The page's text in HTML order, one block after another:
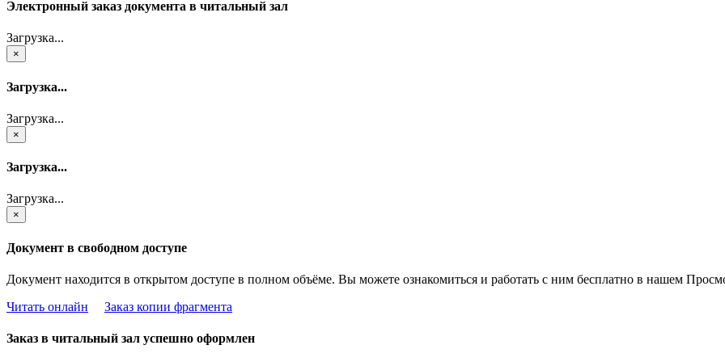
Электронный заказ документа в читальный зал
Загрузка...
×
Загрузка...
Загрузка...
×
Загрузка...
Загрузка...
×
Документ в свободном доступе
Документ находится в открытом доступе в полном объёме. Вы можете ознакомиться и работать с ним бесплатно в нашем
Читать онлайн
Заказ копии фрагмента
Заказ в читальный зал успешно оформлен